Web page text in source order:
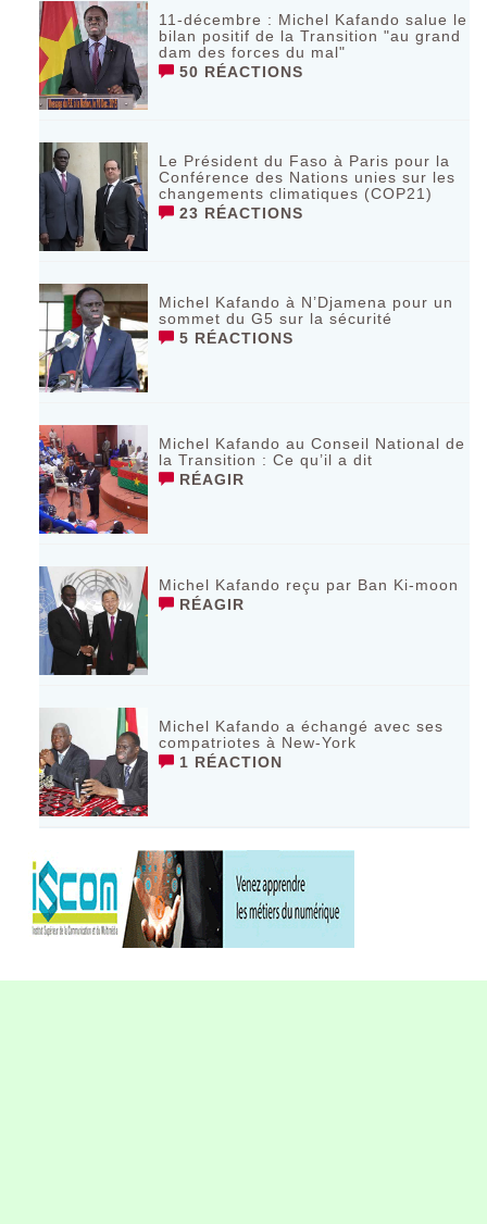
11-décembre : Michel Kafando salue le
bilan positif de la Transition "au grand
dam des forces du mal"
50 RÉACTIONS
Le Président du Faso à Paris pour la
Conférence des Nations unies sur les
changements climatiques (COP21)
23 RÉACTIONS
Michel Kafando à N’Djamena pour un
sommet du G5 sur la sécurité
5 RÉACTIONS
Michel Kafando au Conseil National de
la Transition : Ce qu’il a dit
RÉAGIR
Michel Kafando reçu par Ban Ki-moon
RÉAGIR
Michel Kafando a échangé avec ses
compatriotes à New-York
1 RÉACTION